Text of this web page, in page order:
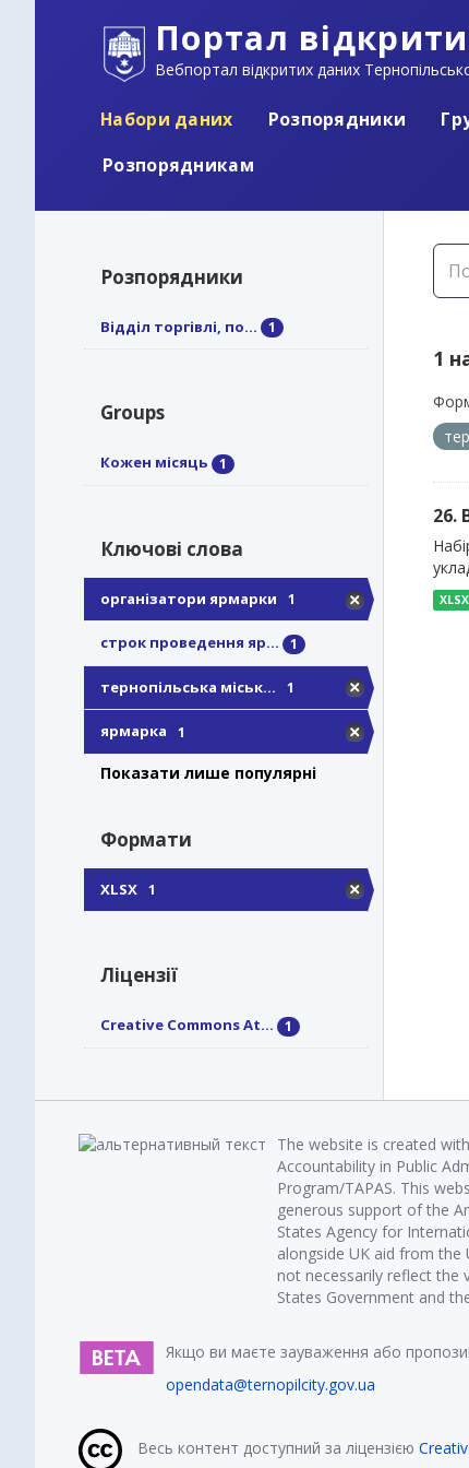
Портал
Вебпортал відкритих даних
Набори даних Розпорядники
Розпорядникам
Розпорядники
Відділ торгівлі, по... 1
Groups
Кожен місяць 1
Ключові слова
організатори ярмарки 1
строк проведення яр... 1
тернопільська міськ... 1
ярмарка 1
Показати лише популярні
Формати
XLSX 1
Ліцензії
Creative Commons At... 1
1
26.
XLSX
The website is created
Accountability in Public
Program/TAPAS. This
generous support of the
States Agency for
alongside UK aid from
not necessarily reflect the
States Government and
Якщо ви маєте зауваження або
opendata@ternopilcity.gov.ua
Весь контент доступний за ліцензією